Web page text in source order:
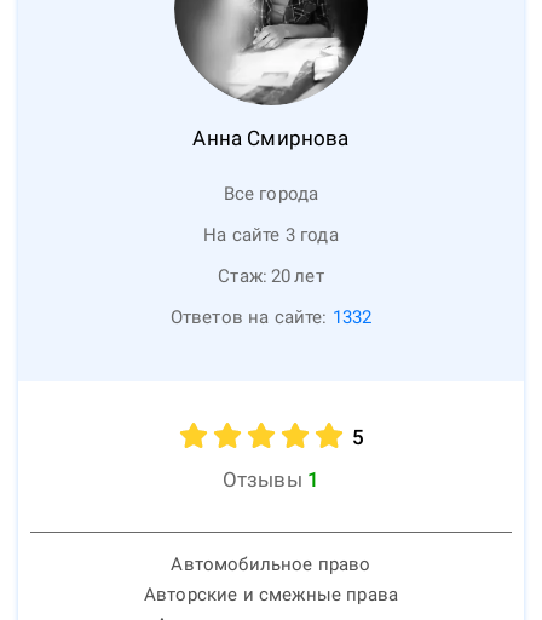
Анна Смирнова
Все города
На сайте 3 года
Стаж: 20лет
Ответов на сайте: 1332
5
Отзывы 1
Автомобильное право
Авторские и смежные права